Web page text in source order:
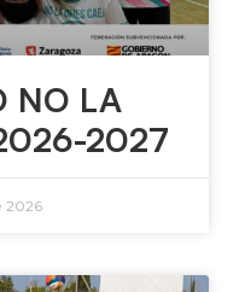
NO LA
2027
2026